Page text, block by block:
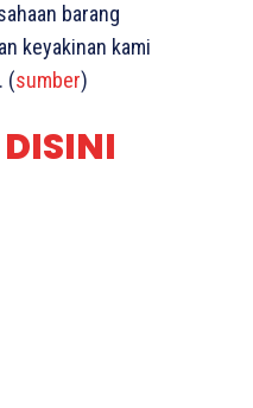
barang
keyakinan kami
(sumber)